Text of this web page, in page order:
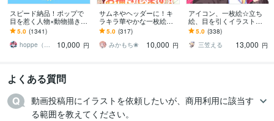
スピード納品！ポップで
目を惹く人物×動物描きま
す 挿絵・動画・グッズな
ど鮮やかな配色で個性を
出したい方へ
5.0 (1341)
hoppe（ほっぺ）
10,000 円
サムネやヘッダーに！キ
ラキラ華やかな一枚絵描
きます 商用OK！淡くて可
愛い小物や背景、衣装の
デザインも♪
5.0 (317)
みかもち❀
10,000 円
アイコン、一枚絵☆立ち
絵、目を引くイラスト描
きます イリアム、サム
ネ、live2D、YouTube、歌
ってみたも
5.0 (338)
三笠える
13,000 円
よくある質問
動画投稿用にイラストを依頼したいが、商用利用に該当す
る範囲を教えてください。